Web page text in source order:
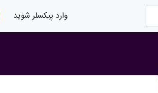
وارد پیکسلر شوید